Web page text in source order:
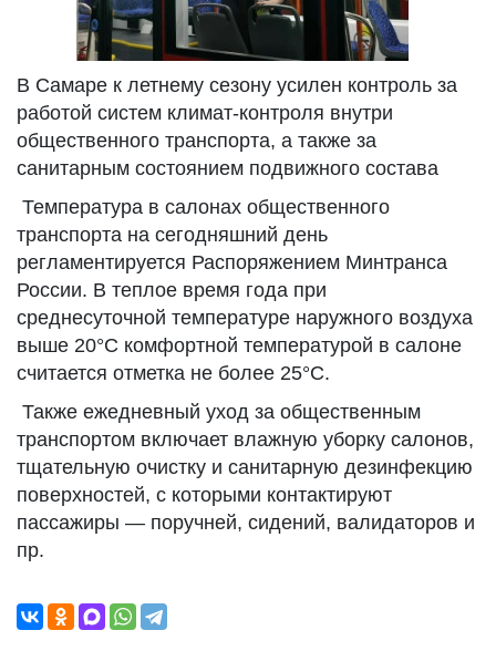
В Самаре к летнему сезону усилен контроль за
работой систем климат-контроля внутри
общественного транспорта, а также за
санитарным состоянием подвижного состава
Температура в салонах общественного
транспорта на сегодняшний день
регламентируется Распоряжением Минтранса
России. В теплое время года при
среднесуточной температуре наружного воздуха
выше 20°C комфортной температурой в салоне
считается отметка не более 25°C.
Также ежедневный уход за общественным
транспортом включает влажную уборку салонов,
тщательную очистку и санитарную дезинфекцию
поверхностей, с которыми контактируют
пассажиры — поручней, сидений, валидаторов и
пр.